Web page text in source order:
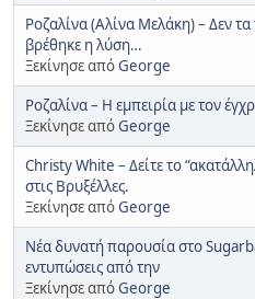
Ροζαλίνα (Αλίνα Μελάκη) – Δεν
βρέθηκε η λύση…
Ξεκίνησε απόGeorge
Ροζαλίνα – Η εμπειρία με τον
Ξεκίνησε απόGeorge
Christy White – Δείτε το
στις Βρυξέλλες.
Ξεκίνησε απόGeorge
Νέα δυνατή παρουσία στο
εντυπώσεις από την
Ξεκίνησε απόGeorge